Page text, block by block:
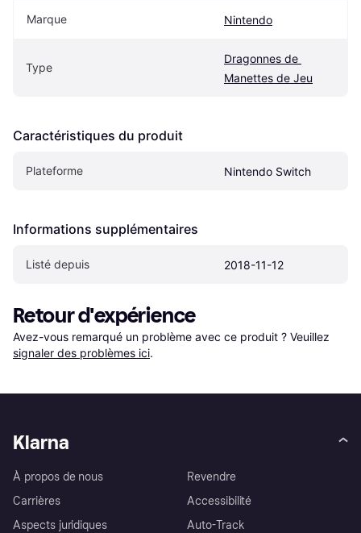
Marque Nintendo
Type
Dragonnes de
Manettes de Jeu
Caractéristiques du produit
Plateforme Nintendo Switch
Informations supplémentaires
Listé depuis 2018-11-12
Retour d'expérience
Avez-vous remarqué un problème avec ce produit ? Veuillez
signaler des problèmes ici.
Klarna
À propos de nous
Carrières
Aspects juridiques
Revendre
Accessibilité
Auto-Track